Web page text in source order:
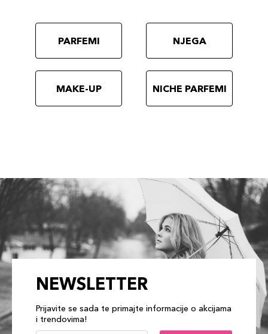
PARFEMI NJEGA
MAKE-UP NICHE PARFEMI
NEWSLETTER
Prijavite se sada te primajte informacije o akcijama
i trendovima!